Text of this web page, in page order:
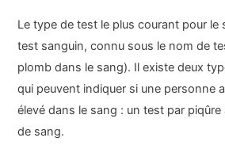
Le type de test le plus courant pour le
test sanguin, connu sous le nom de
plomb dans le sang). Il existe deux
qui peuvent indiquer si une personne
élevé dans le sang : un test par
de sang.